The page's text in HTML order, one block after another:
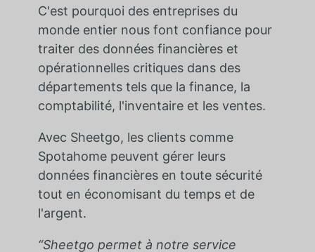
C'est pourquoi des entreprises du
monde entier nous font confiance pour
traiter des données financières et
opérationnelles critiques dans des
départements tels que la finance, la
comptabilité, l'inventaire et les ventes.
Avec Sheetgo, les clients comme
Spotahome peuvent gérer leurs
données financières en toute sécurité
tout en économisant du temps et de
l'argent.
“Sheetgo permet à notre service